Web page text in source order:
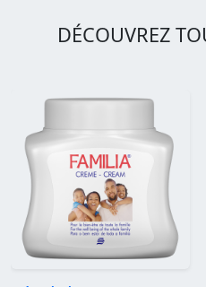
DÉCOUVREZ